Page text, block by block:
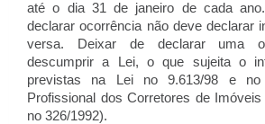
até o dia 31 de janeiro de cada
declarar ocorrência não deve declarar
versa. Deixar de declarar uma
descumprir a Lei, o que sujeita o
previstas na Lei no 9.613/98 e
Profissional dos Corretores de
no 326/1992).